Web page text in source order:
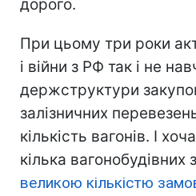
дорого.
При цьому три роки
і війни з РФ так і не
держструктури
залізничних
кількість вагонів. І
кілька вагонобудівних
великою кількістю